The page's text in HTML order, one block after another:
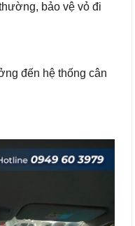
bảo vệ vỏ đi
đến hệ thống cân